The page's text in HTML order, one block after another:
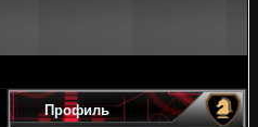
Профиль